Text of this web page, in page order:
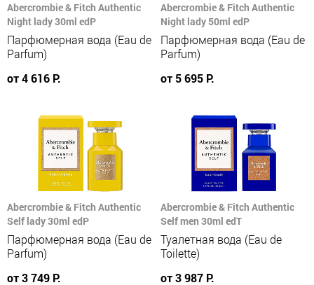
Abercrombie & Fitch Authentic
Night lady 30ml edP
Парфюмерная вода (Eau de
Parfum)
от 4 616 Р.
Abercrombie & Fitch Authentic
Night lady 50ml edP
Парфюмерная вода (Eau de
Parfum)
от 5 695 Р.
Abercrombie & Fitch Authentic
Self lady 30ml edP
Парфюмерная вода (Eau de
Parfum)
от 3 749 Р.
Abercrombie & Fitch Authentic
Self men 30ml edT
Туалетная вода (Eau de
Toilette)
от 3 987 Р.